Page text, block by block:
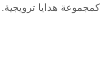
هدايا ترويجية.